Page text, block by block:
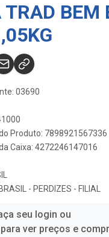
TRAD BEM
03690
Produto: 7898921567336
Caixa: 4272246147016
- PERDIZES - FILIAL
seu login ou
ver preços e